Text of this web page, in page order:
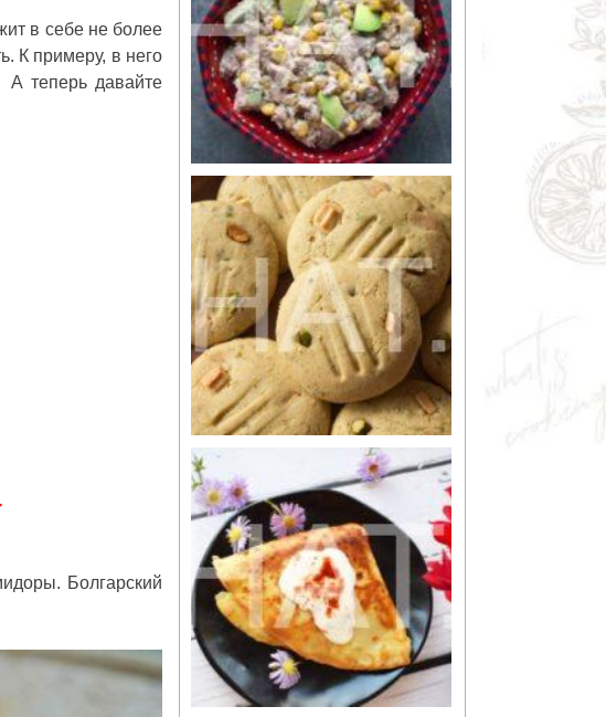
в себе не более
К примеру, в него
А теперь давайте
Болгарский